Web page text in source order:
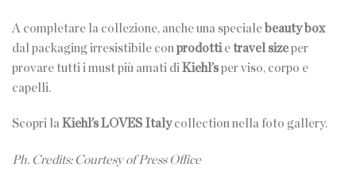
A completare la collezione, anche una specialebeauty box
dal packaging irresistibile con prodotti etravel sizeper
provare tutti i must più amati di Kiehl’sper viso, corpo e
capelli.
Scopri laKiehl’s LOVES Italycollection nella foto gallery.
Ph. Credits: Courtesy of Press Office